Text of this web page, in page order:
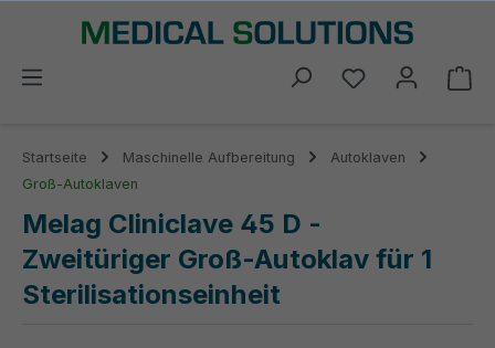
springen
Du hast 0
Startseite Maschinelle Aufbereitung
Autoklaven
Groß-Autoklaven
Melag Cliniclave 45 D -
Zweitüriger Groß-Autoklav für 1
Sterilisationseinheit